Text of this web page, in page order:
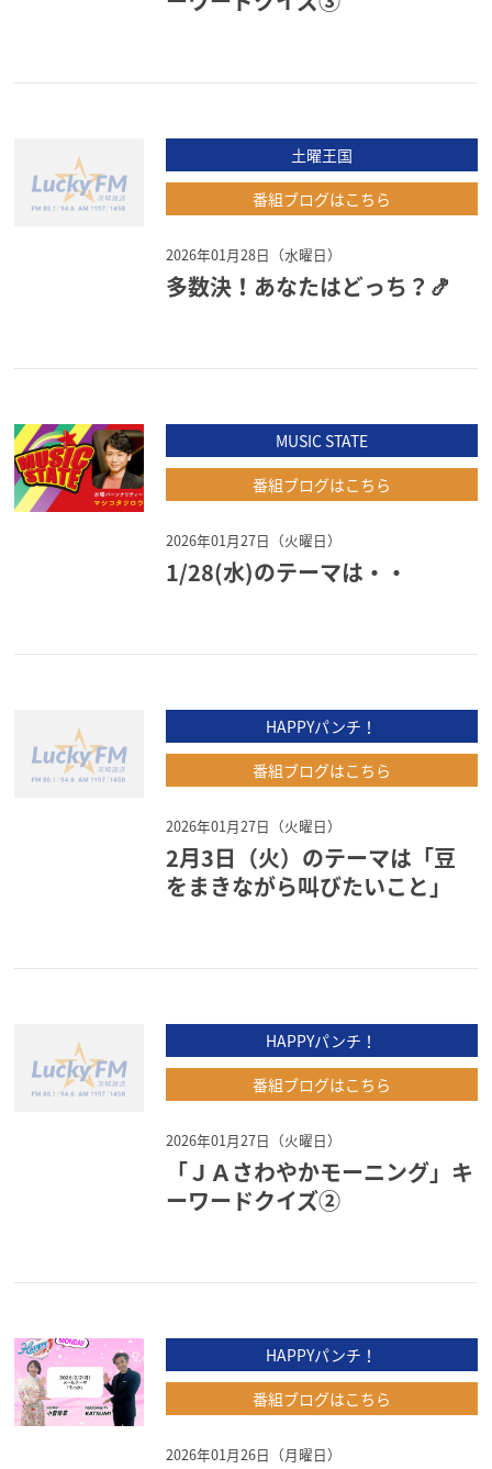
土曜王国
番組ブログはこちら
2026年01月28日（水曜日）
多数決！あなたはどっち？🍤
MUSIC STATE
番組ブログはこちら
2026年01月27日（火曜日）
1/28(水)のテーマは・・
HAPPYパンチ！
番組ブログはこちら
2026年01月27日（火曜日）
2月3日（火）のテーマは「豆
をまきながら叫びたいこと」
HAPPYパンチ！
番組ブログはこちら
2026年01月27日（火曜日）
「ＪＡさわやかモーニング」キ
ーワードクイズ②
HAPPYパンチ！
番組ブログはこちら
2026年01月26日（月曜日）